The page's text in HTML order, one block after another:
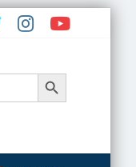
Search Button